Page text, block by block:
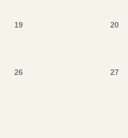
19 20
26 27